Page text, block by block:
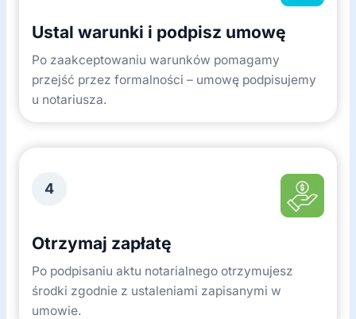
Ustal warunki i podpisz umowę
Po zaakceptowaniu warunków pomagamy
przejść przez formalności – umowę podpisujemy
u notariusza.
4
Otrzymaj zapłatę
Po podpisaniu aktu notarialnego otrzymujesz
środki zgodnie z ustaleniami zapisanymi w
umowie.